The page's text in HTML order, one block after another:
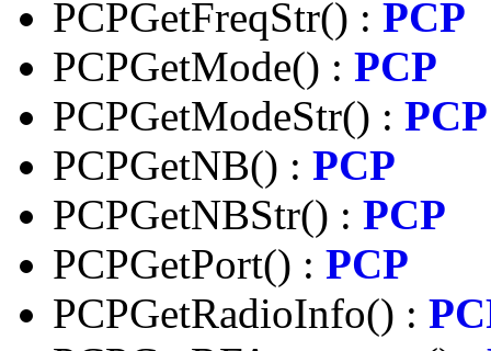
PCPGetFreqStr() : PCP
PCPGetMode() : PCP
PCPGetModeStr() : PCP
PCPGetNB() : PCP
PCPGetNBStr() : PCP
PCPGetPort() : PCP
PCPGetRadioInfo() :